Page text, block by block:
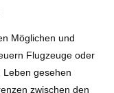
Möglichen und
Flugzeuge oder
gesehen
zwischen den